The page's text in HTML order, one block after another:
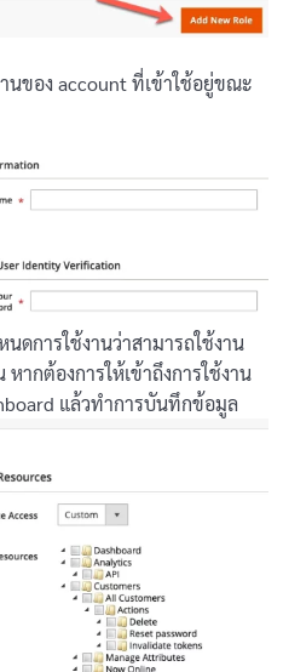
นของ account ที่เข้าใช้อยู่ขณะ
นดการใช้งานว่าสามารถใช้งาน
ากต้องการให้เข้าถึงการใช้งาน
แล้วทำการบันทึกข้อมูล